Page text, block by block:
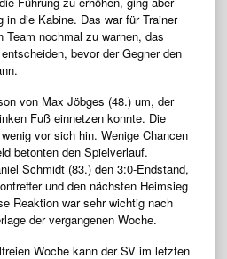
in die Kabine. Das war für Trainer
Team nochmal zu warnen, das
bevor der Gegner den
von Max Jöbges (48.) um, der
Fuß einnetzen konnte. Die
vor sich hin. Wenige Chancen
betonten den Spielverlauf.
Schmidt (83.) den 3:0-Endstand,
und den nächsten Heimsieg
Reaktion war sehr wichtig nach
der vergangenen Woche.
Woche kann der SV im letzten